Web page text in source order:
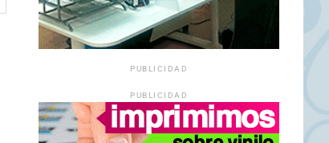
PUBLICIDAD
PUBLICIDAD